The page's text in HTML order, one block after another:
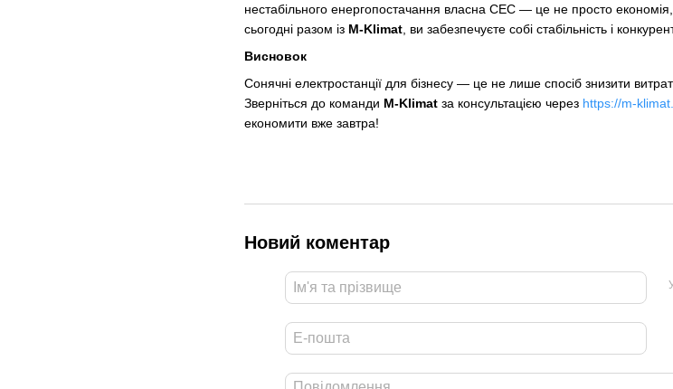
нестабільного енергопостачання власна СЕС — це не просто
сьогодні разом із M-Klimat , ви забезпечуєте собі стабільність і
Висновок
Сонячні електростанції для бізнесу — це не лише спосіб знизити
Зверніться до команди M-Klimat за консультацією через https://m-
економити вже завтра!
Новий коментар